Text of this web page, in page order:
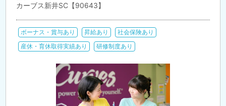
カーブス新井SC【90643】
ボーナス・賞与あり 昇給あり
社会保険あり
産休・育休取得実績あり
研修制度あり